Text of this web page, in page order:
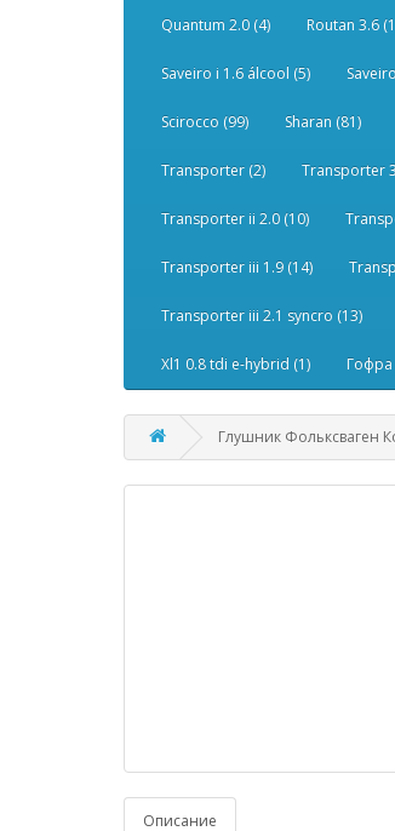
Quantum 2.0 (4) Routan 3.6
Saveiro i 1.6 álcool (5)
Scirocco (99) Sharan (81)
Transporter (2) Transporter
Transporter ii 2.0 (10)
Transporter iii 1.9 (14)
Transporter iii 2.1 syncro (13)
Xl1 0.8 tdi e-hybrid (1) Гофра
Глушник Фольксваген
Описание